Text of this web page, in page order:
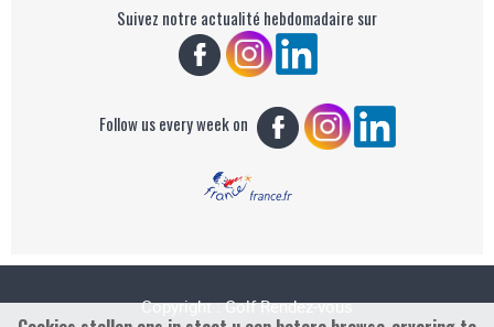
Suivez notre actualité hebdomadaire sur
Follow us every week on
Copyright : Golf Rendez-vous